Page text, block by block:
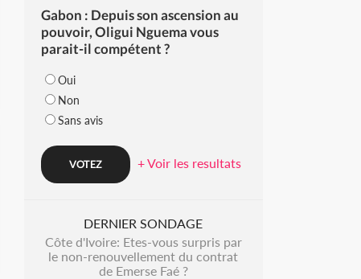
Gabon : Depuis son ascension au
pouvoir, Oligui Nguema vous
parait-il compétent ?
Oui
Non
Sans avis
+ Voir les resultats
DERNIER SONDAGE
Côte d'Ivoire: Etes-vous surpris par
le non-renouvellement du contrat
de Emerse Faé ?